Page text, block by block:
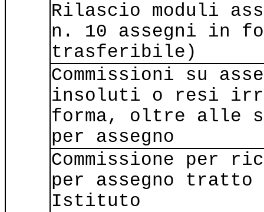
Rilascio moduli
n. 10 assegni in
trasferibile)
Commissioni su
insoluti o resi
forma, oltre alle
per assegno
Commissione per
per assegno tratto
Istituto